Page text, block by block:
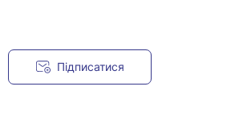
Підписатися